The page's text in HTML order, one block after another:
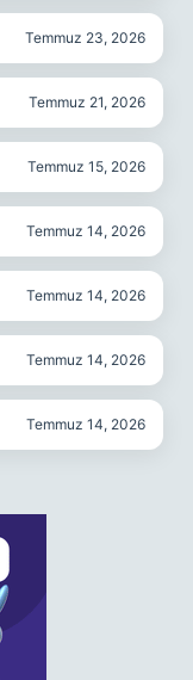
Temmuz 23, 2026
Temmuz 21, 2026
Temmuz 15, 2026
Temmuz 14, 2026
Temmuz 14, 2026
Temmuz 14, 2026
Temmuz 14, 2026